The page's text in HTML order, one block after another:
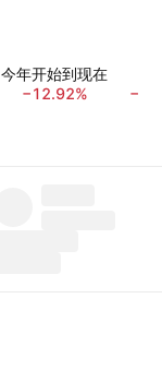
今年开始到现在
−12.92%